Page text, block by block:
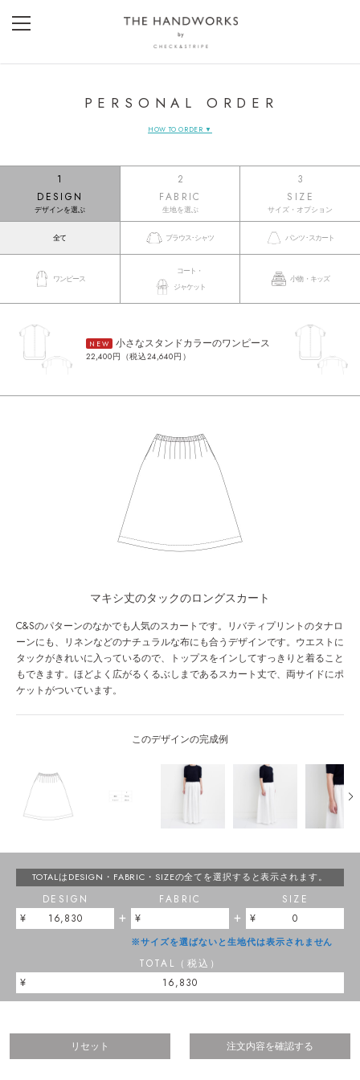
PERSONAL ORDER
HOW TO ORDER ▼
マキシ丈のタックのロングスカート
C&Sのパターンのなかでも人気のスカートです。リバティプリントのタナロ
ーンにも、リネンなどのナチュラルな布にも合うデザインです。ウエストに
タックがきれいに入っているので、トップスをインしてすっきりと着ること
もできます。ほどよく広がるくるぶしまであるスカート丈で、両サイドにポ
ケットがついています。
このデザインの完成例
TOTALはDESIGN・FABRIC・SIZEの全てを選択すると表示されます。
DESIGN
16,830
+
FABRIC
※サイズを選ばないと生地代は表示されません
+
SIZE
0
TOTAL（税込）
16,830
1
DESIGN
デザインを選ぶ
2
FABRIC
生地を選ぶ
3
SIZE
サイズ・オプション
全て ブラウス･シャツ パンツ･スカート
ワンピース
コート・
ジャケット
小物・キッズ
NEW 小さなスタンドカラーのワンピース
22,400円（税込24,640円）
リセット 注文内容を確認する